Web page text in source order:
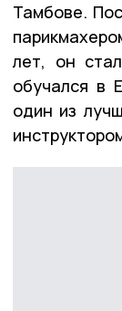
Тамбове.
лет, он
обучался в
один из